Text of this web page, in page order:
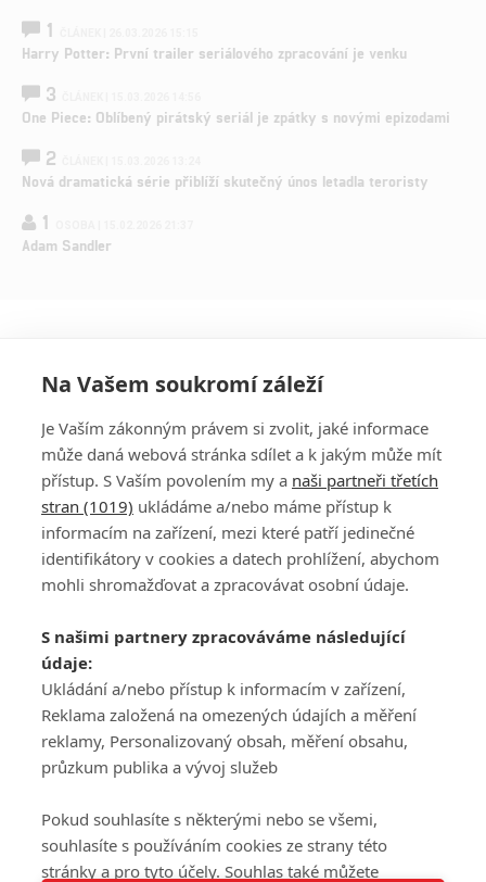
1
Harry Potter: První trailer seriálového zpracování je venku
3
One Piece: Oblíbený pirátský seriál je zpátky s novými epizodami
2
Nová dramatická série přiblíží skutečný únos letadla teroristy
1
Adam Sandler
PŘIHLÁSIT
REGISTROVAT
DISKUZE
Šéfredaktorkou webu jePetr Slavík, e-mailserialy@fandimefilmu.cz
Máte-li zájem o inzerci na našem webu napište nám na e-mail
studio@koncal.com
Ochrana osobních údajů|Zásady používání cookies |Pravidla webu
Upravit nastavení soukromí
Na Vašem soukromí záleží
Je Vaším zákonným právem si zvolit, jaké informace
může daná webová stránka sdílet a k jakým může mít
přístup. S Vaším povolením my a naši partneři třetích
stran (1019) ukládáme a/nebo máme přístup k
informacím na zařízení, mezi které patří jedinečné
identifikátory v cookies a datech prohlížení, abychom
mohli shromažďovat a zpracovávat osobní údaje.
S našimi partnery zpracováváme následující
údaje:
Ukládání a/nebo přístup k informacím v zařízení,
Reklama založená na omezených údajích a měření
reklamy, Personalizovaný obsah, měření obsahu,
průzkum publika a vývoj služeb
Pokud souhlasíte s některými nebo se všemi,
souhlasíte s používáním cookies ze strany této
stránky a pro tyto účely. Souhlas také můžete